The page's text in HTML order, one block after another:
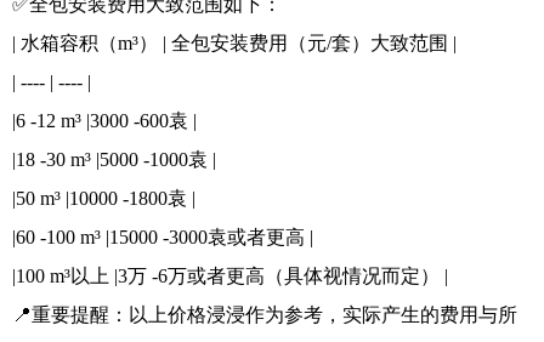
✅全包安装费用大致范围如下：
| 水箱容积（m³） | 全包安装费用（元/套）大致范围 |
| ---- | ---- |
|6 -12 m³ |3000 -600袁 |
|18 -30 m³ |5000 -1000袁 |
|50 m³ |10000 -1800袁 |
|60 -100 m³ |15000 -3000袁或者更高 |
|100 m³以上 |3万 -6万或者更高（具体视情况而定） |
📍重要提醒：以上价格浸浸作为参考，实际产生的费用与所